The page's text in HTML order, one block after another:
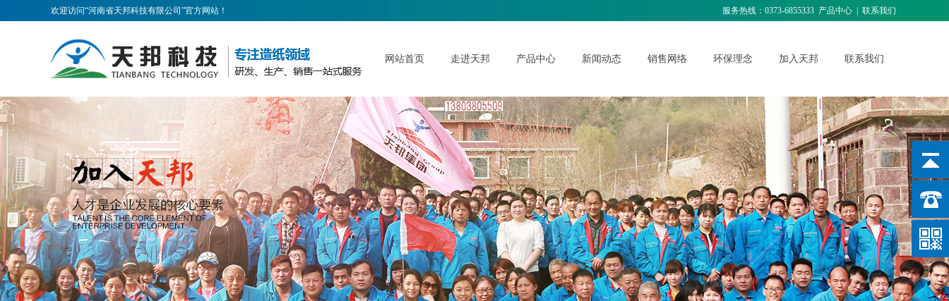
欢迎访问“河南省天邦科技有限公司”官方网站！ 服务热线：0373-6855333 产品中心 联系我们
网站首页 走进天邦 产品中心 新闻动态 销售网络 环保理念 加入天邦 联系我们